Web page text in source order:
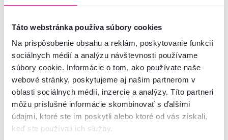
Táto webstránka používa súbory cookies
Na prispôsobenie obsahu a reklám, poskytovanie funkcií
sociálnych médií a analýzu návštevnosti používame
súbory cookie. Informácie o tom, ako používate naše
webové stránky, poskytujeme aj našim partnerom v
oblasti sociálnych médií, inzercie a analýzy. Títo partneri
môžu príslušné informácie skombinovať s ďalšími
údajmi, ktoré ste im poskytli alebo ktoré od vás získali,
keď ste používali ich služby.
Nenašli ste požadované informácie?
Kontaktujte nás a my vám radi poradíme
02/ 40 100 100 Spustiť chat